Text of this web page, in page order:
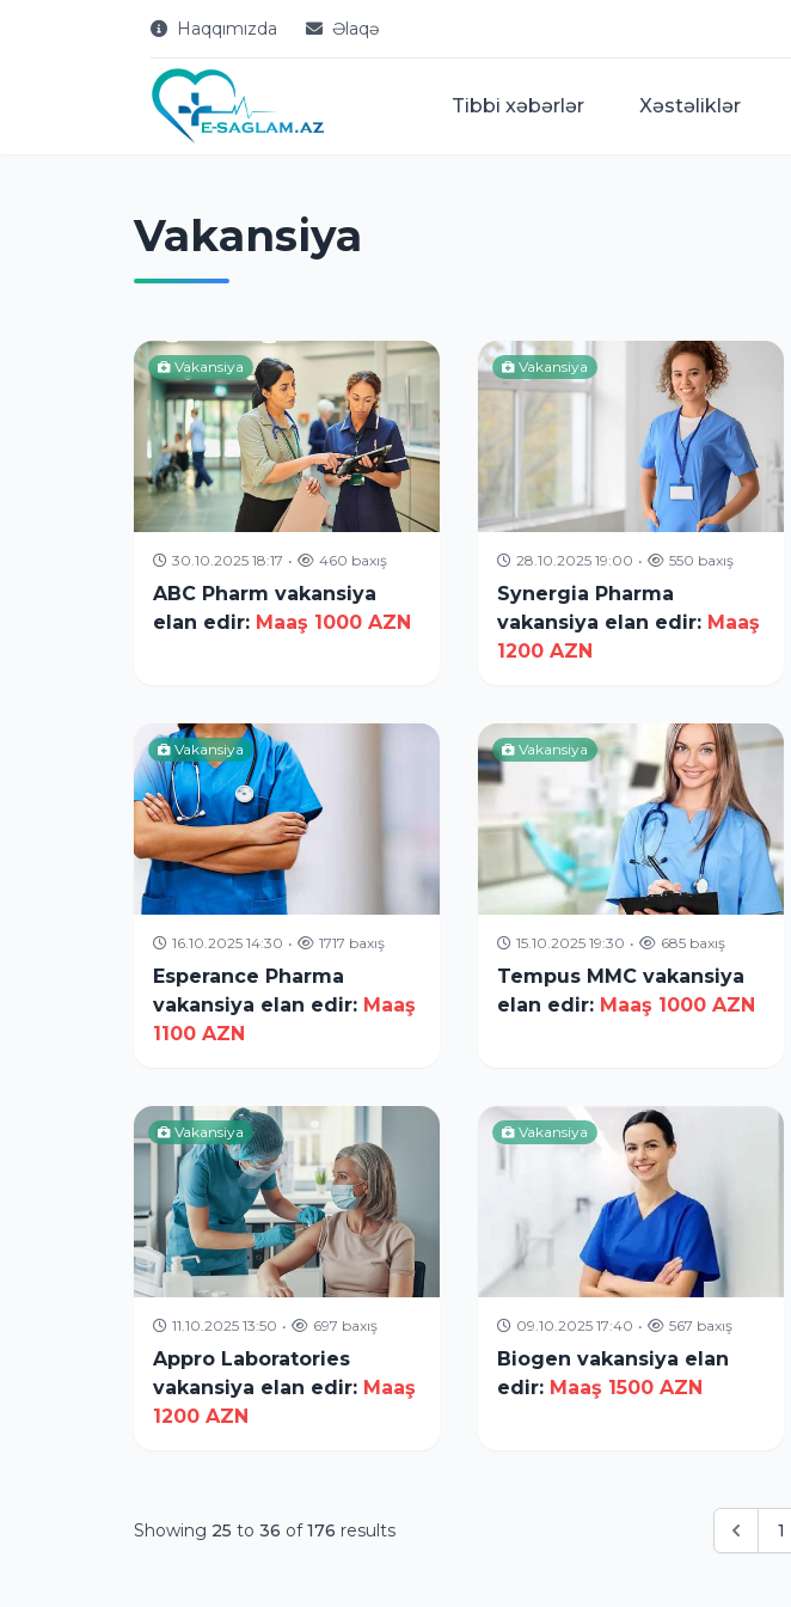
Haqqımızda Əlaqə
Tibbi xəbərlər Xəstəliklər
Vakansiya
Vakansiya
30.10.2025 18:17 • 460 baxış
ABC Pharm vakansiya
elan edir: Maaş 1000 AZN
Vakansiya
28.10.2025 19:00 • 550 baxış
Synergia Pharma
vakansiya elan edir: Maaş
1200 AZN
Vakansiya
16.10.2025 14:30 • 1717 baxış
Esperance Pharma
vakansiya elan edir: Maaş
1100 AZN
Vakansiya
15.10.2025 19:30 • 685 baxış
Tempus MMC vakansiya
elan edir: Maaş 1000 AZN
Vakansiya
11.10.2025 13:50 • 697 baxış
Appro Laboratories
vakansiya elan edir: Maaş
1200 AZN
Vakansiya
09.10.2025 17:40 • 567 baxış
Biogen vakansiya elan
edir: Maaş 1500 AZN
Showing 25 to 36 of176 results 1